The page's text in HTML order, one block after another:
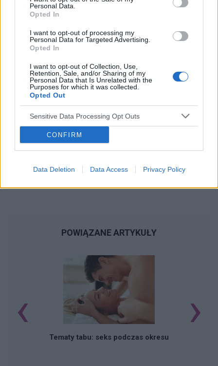
Personal Data.
Opted In
I want to opt-out of processing my
Personal Data for Targeted Advertising.
Opted In
I want to opt-out of Collection, Use,
Retention, Sale, and/or Sharing of my
Personal Data that Is Unrelated with the
Purposes for which it was collected.
Opted Out
Sensitive Data Processing Opt Outs
CONFIRM
Data Deletion Data Access Privacy Policy
ciąża test ciążowy
Reklama:
POWIĄZANE ARTYKUŁY
Tematy tabu: seks podczas okresu
‹ ›